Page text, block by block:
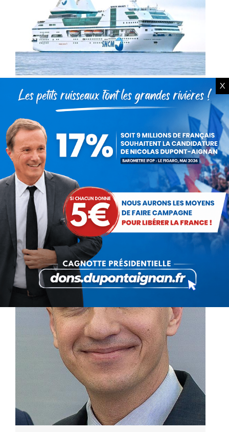
SOS Méditerranée
Actualités ParDebout La France
10 juin 2015
Si la SNCM est en péril, c’est que beaucoup
d’erreur ont été commises : par l’Etat qui s’est
révélé mauvais actionnaire et mauvais
stratège ; par la Collectivité Territoriale de…
X